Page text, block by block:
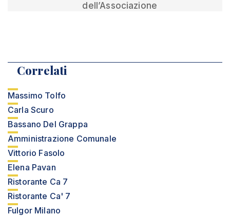
dell’Associazione
Correlati
Massimo Tolfo
Carla Scuro
Bassano Del Grappa
Amministrazione Comunale
Vittorio Fasolo
Elena Pavan
Ristorante Ca 7
Ristorante Ca' 7
Fulgor Milano